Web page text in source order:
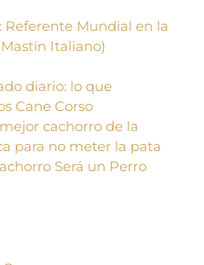
Referente Mundial en la
Italiano)
diario: lo que
Cane Corso
cachorro de la
para no meter la pata
Será un Perro